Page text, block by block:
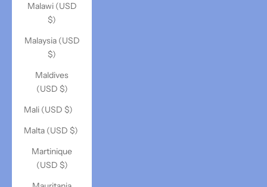
Malawi (USD
$)
Malaysia (USD
$)
Maldives
(USD $)
Mali (USD $)
Malta (USD $)
Martinique
(USD $)